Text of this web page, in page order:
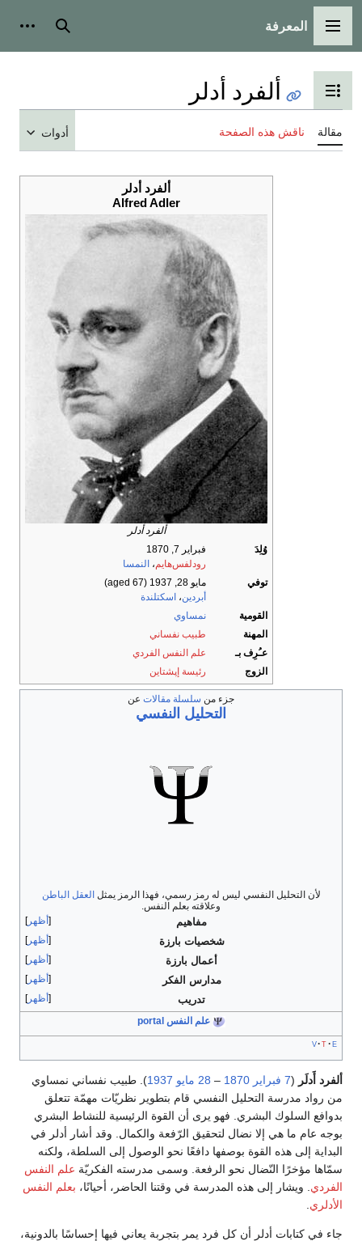
القائمة الرئيسية
المعرفة بحث
تبديل عرض جدول المحتويات
ألفرد أدلر
مقالة ناقش هذه الصفحة أدوات
ألفرد أدلر
Alfred Adler
ألفرد أدلر
وُلِدَ
فبراير 7, 1870
رودلفس‌هايم، النمسا
توفي
مايو 28, 1937
(aged 67)
أبردين، اسكتلندة
القومية
نمساوي
المهنة
طبيب نفساني
عـُرِف بـ
علم النفس الفردي
الزوج
رئيسة إپشتاين
جزء من سلسلة مقالات عن
التحليل النفسي
لأن التحليل النفسي ليس له رمز رسمي، فهذا الرمز يمثلالعقل الباطن
وعلاقته بعلم النفس.
أظهر
مفاهيم
أظهر شخصيات بارزة
أظهر أعمال بارزة
أظهر مدارس الفكر
أظهر تدريب
علم النفس portal
v t e
ألفرد أَدلَر (7 فبراير 1870
– 28 مايو 1937). طبيب نفساني نمساوي
من رواد مدرسة التحليل النفسي قام بتطوير نظريّات مهمّة تتعلق
بدوافع السلوك البشري. فهو يرى أن القوة الرئيسية للنشاط البشري
بوجه عام ما هي إلا نضال لتحقيق الرّفعة والكمال. وقد أشار أدلر في
البداية إلى هذه القوة بوصفها دافعًا نحو الوصول إلى السلطة، ولكنه
سمّاها مؤخرًا النّضال نحو الرفعة. وسمى مدرسته الفكريّة علم النفس
الفردي . ويشار إلى هذه المدرسة في وقتنا الحاضر، أحيانًا، بعلم النفس
الأدلري
جاء في كتابات أدلر أن كل فرد يمر بتجربة يعاني فيها إحساسًا بالدونية،